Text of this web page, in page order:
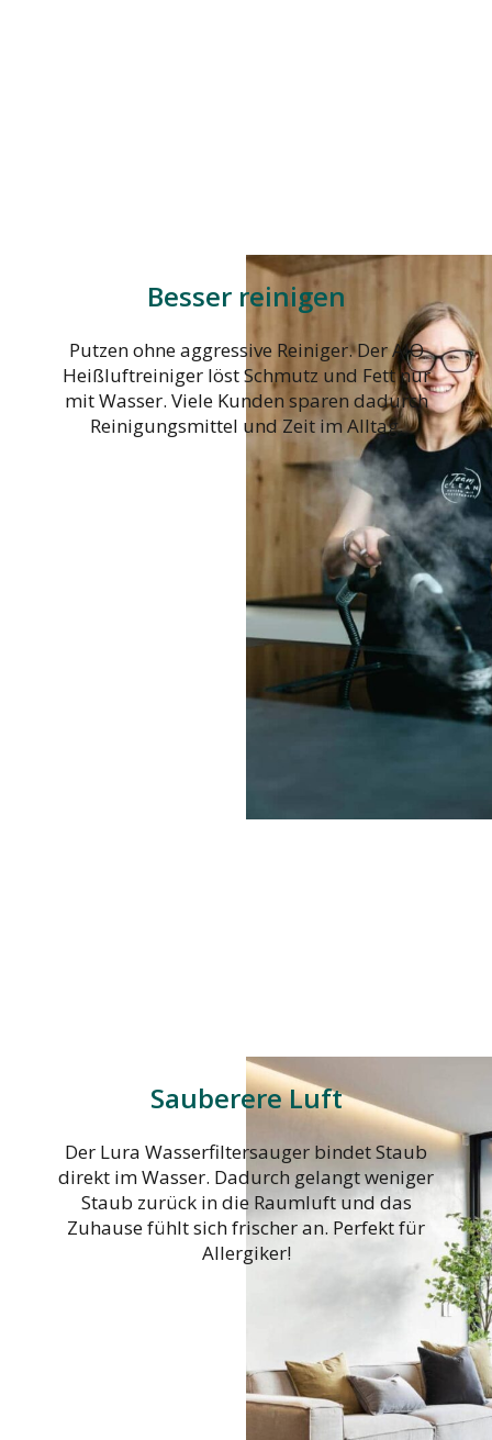
Besser reinigen
Putzen ohne aggressive Reiniger. Der AIO
Heißluftreiniger löst Schmutz und Fett nur
mit Wasser. Viele Kunden sparen dadurch
Reinigungsmittel und Zeit im Alltag.
Sauberere Luft
Der Lura Wasserfiltersauger bindet Staub
direkt im Wasser. Dadurch gelangt weniger
Staub zurück in die Raumluft und das
Zuhause fühlt sich frischer an. Perfekt für
Allergiker!